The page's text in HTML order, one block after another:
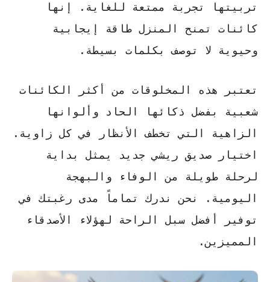
تربيتها تجربة ممتعة للغاية. إنها
كائنات تمنح المنزل طاقة إيجابية
وحيوية لا توصف بكلمات بسيطة.
تعتبر هذه المخلوقات من أكثر الكائنات
شعبية بفضل ذكائها الحاد وألوانها
الزاهية التي تخطف الأنظار في كل زاوية.
اختيار صديق ريشي جديد يمثل بداية
لرحلة طويلة من الوفاء والبهجة
اليومية. نحن ندرك تماماً مدى رغبتك في
توفير أفضل سبل الراحة لهؤلاء الأصدقاء
المميزين.